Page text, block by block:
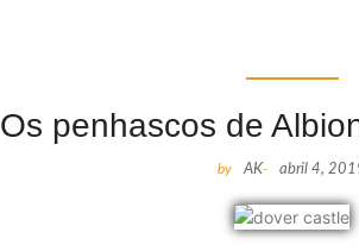
Os penhascos de
by AK- abril 4,